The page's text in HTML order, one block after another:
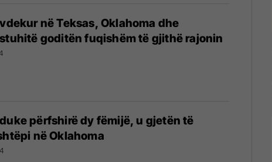
në Teksas, Oklahoma dhe
goditën fuqishëm të gjithë rajonin
përfshirë dy fëmijë, u gjetën të
në Oklahoma